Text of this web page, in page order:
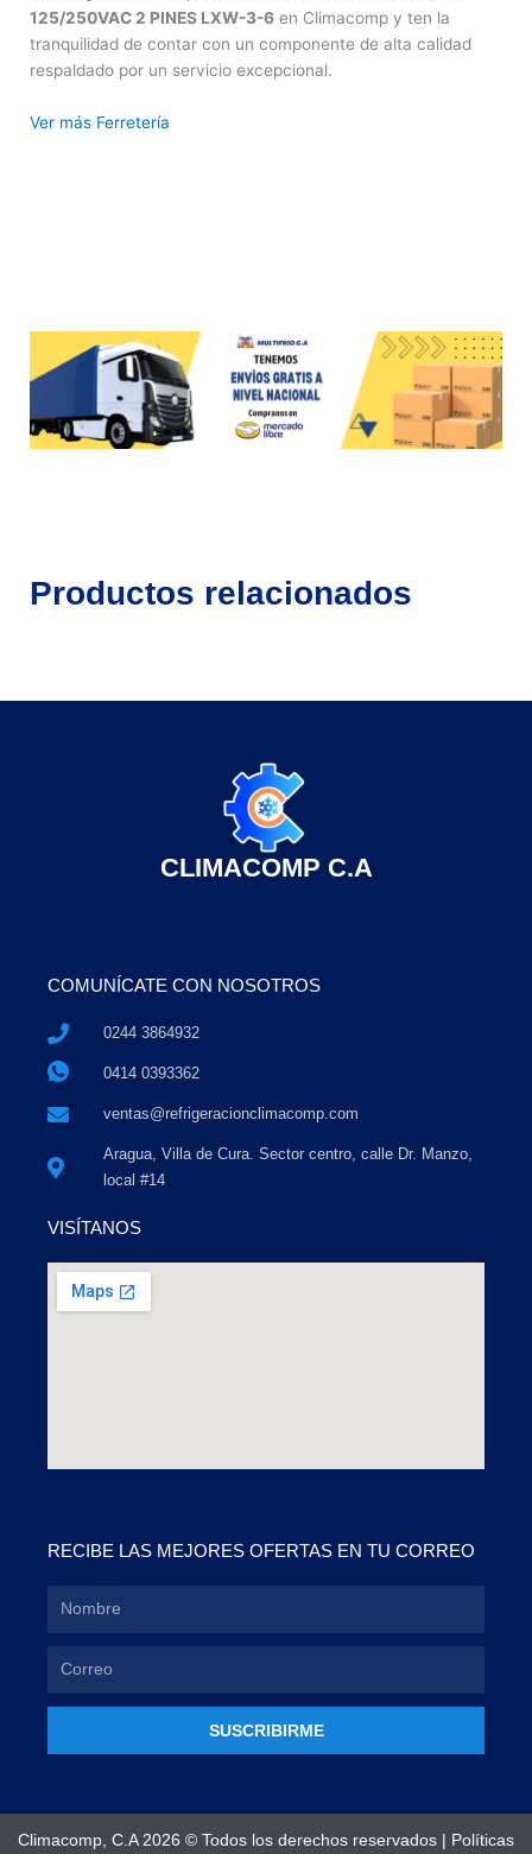
125/250VAC 2 PINES LXW-3-6 en Climacomp y ten la
tranquilidad de contar con un componente de alta calidad
respaldado por un servicio excepcional.
Ver más Ferretería
Productos relacionados
CLIMACOMP C.A
COMUNÍCATE CON NOSOTROS
0244 3864932
0414 0393362
ventas@refrigeracionclimacomp.com
Aragua, Villa de Cura. Sector centro, calle Dr. Manzo,
local #14
VISÍTANOS
RECIBE LAS MEJORES OFERTAS EN TU CORREO
SUSCRIBIRME
Climacomp, C.A 2026 © Todos los derechos reservados | Políticas